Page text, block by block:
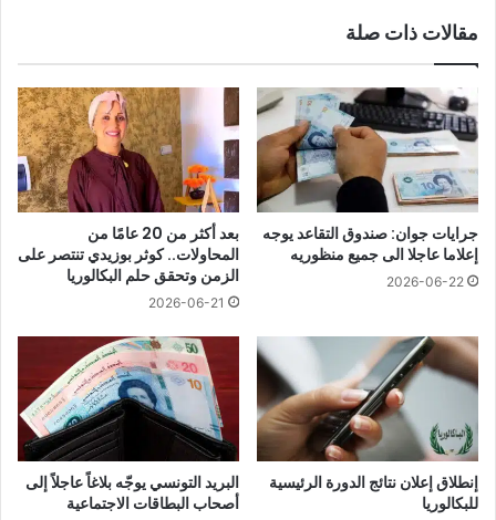
مقالات ذات صلة
جرايات جوان: صندوق التقاعد يوجه
إعلاما عاجلا الى جميع منظوريه
2026-06-22
بعد أكثر من 20 عامًا من
المحاولات.. كوثر بوزيدي تنتصر على
الزمن وتحقق حلم البكالوريا
2026-06-21
إنطلاق إعلان نتائج الدورة الرئيسية
للبكالوريا
البريد التونسي يوجّه بلاغاً عاجلاً إلى
أصحاب البطاقات الاجتماعية